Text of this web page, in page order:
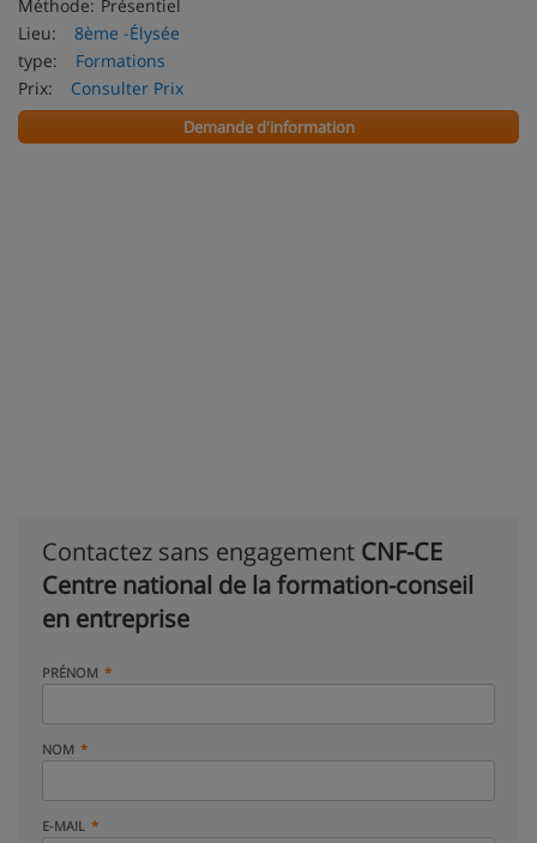
Méthode: Présentiel
Lieu:
8ème -Élysée
type:
Formations
Prix:
Consulter Prix
Demande d'information
Contactez sans engagement CNF-CE
Centre national de la formation-conseil
en entreprise
PRÉNOM
NOM
E-MAIL